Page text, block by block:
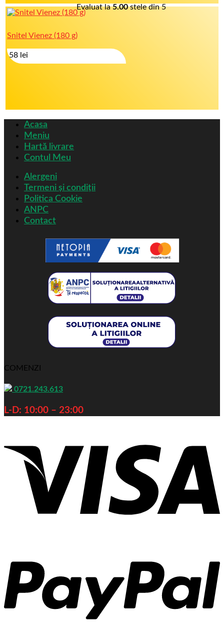
Snitel Vienez (180 g)
Evaluat la5.00stele din 5
58 lei
Acasa
Meniu
Hartă livrare
Contul Meu
Alergeni
Termeni și condiții
Politica Cookie
ANPC
Contact
COMENZI
0721.243.613
L-D: 10:00 – 23:00